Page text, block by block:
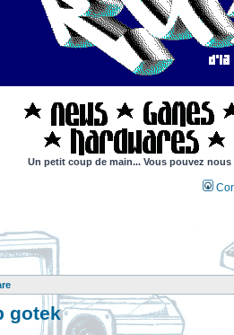
Un petit coup de main... Vous pouvez
gotek